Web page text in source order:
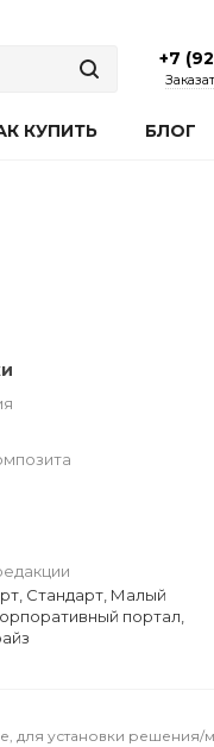
+7
КУПИТЬ БЛОГ
Стандарт, Малый
портал,
для установки решения/